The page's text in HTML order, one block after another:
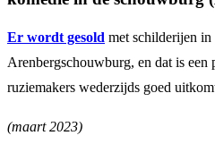
Er wordt gesold met schilderijen
Arenbergschouwburg, en dat is een
ruziemakers wederzijds goed
(maart 2023)